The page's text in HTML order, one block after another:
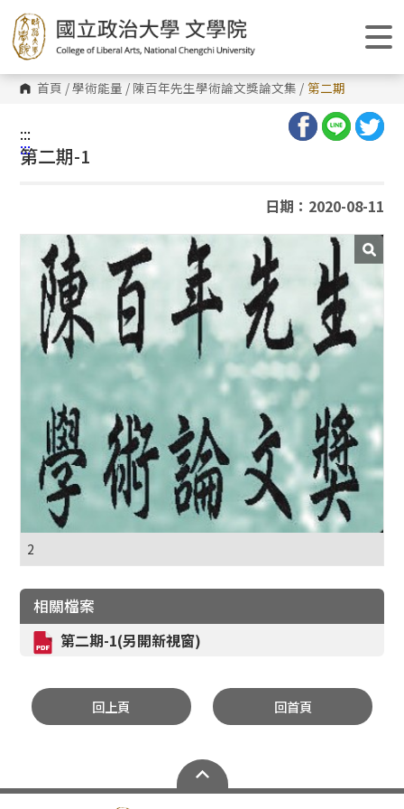
跳
到
主
要
內
容
區 首頁 /學術能量 / 陳百年先生學術論文獎論文集 / 第二期
:::
:::
第二期-1
日期：2020-08-11
2
相關檔案
第二期-1(另開新視窗)
回上頁 回首頁